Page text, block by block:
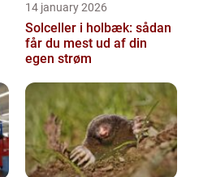
14 january 2026
Solceller i holbæk: sådan
får du mest ud af din
egen strøm